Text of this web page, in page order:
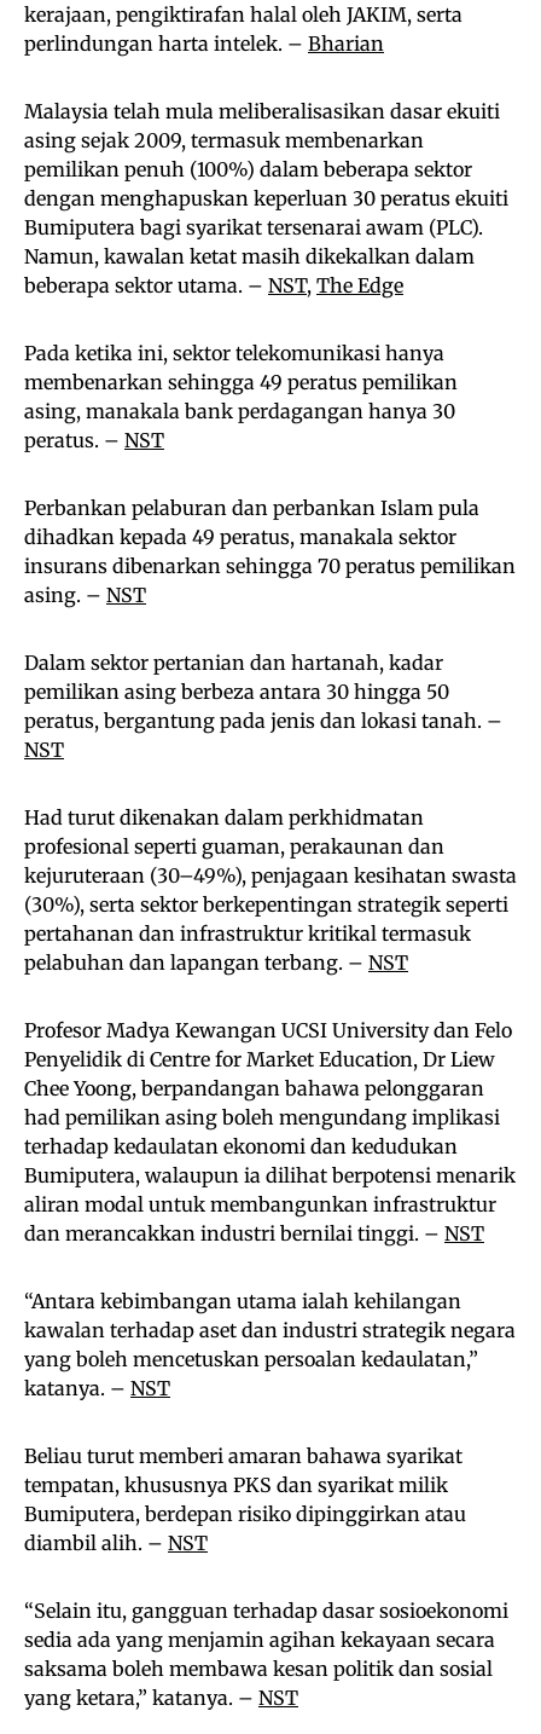
kerajaan, pengiktirafan halal oleh JAKIM, serta
perlindungan harta intelek. – Bharian
Malaysia telah mula meliberalisasikan dasar ekuiti
asing sejak 2009, termasuk membenarkan
pemilikan penuh (100%) dalam beberapa sektor
dengan menghapuskan keperluan 30 peratus ekuiti
Bumiputera bagi syarikat tersenarai awam (PLC).
Namun, kawalan ketat masih dikekalkan dalam
beberapa sektor utama. – NST, The Edge
Pada ketika ini, sektor telekomunikasi hanya
membenarkan sehingga 49 peratus pemilikan
asing, manakala bank perdagangan hanya 30
peratus. – NST
Perbankan pelaburan dan perbankan Islam pula
dihadkan kepada 49 peratus, manakala sektor
insurans dibenarkan sehingga 70 peratus pemilikan
asing. – NST
Dalam sektor pertanian dan hartanah, kadar
pemilikan asing berbeza antara 30 hingga 50
peratus, bergantung pada jenis dan lokasi tanah. –
NST
Had turut dikenakan dalam perkhidmatan
profesional seperti guaman, perakaunan dan
kejuruteraan (30–49%), penjagaan kesihatan swasta
(30%), serta sektor berkepentingan strategik seperti
pertahanan dan infrastruktur kritikal termasuk
pelabuhan dan lapangan terbang. – NST
Profesor Madya Kewangan UCSI University dan Felo
Penyelidik di Centre for Market Education, Dr Liew
Chee Yoong, berpandangan bahawa pelonggaran
had pemilikan asing boleh mengundang implikasi
terhadap kedaulatan ekonomi dan kedudukan
Bumiputera, walaupun ia dilihat berpotensi menarik
aliran modal untuk membangunkan infrastruktur
dan merancakkan industri bernilai tinggi. – NST
“Antara kebimbangan utama ialah kehilangan
kawalan terhadap aset dan industri strategik negara
yang boleh mencetuskan persoalan kedaulatan,”
katanya. – NST
Beliau turut memberi amaran bahawa syarikat
tempatan, khususnya PKS dan syarikat milik
Bumiputera, berdepan risiko dipinggirkan atau
diambil alih. – NST
“Selain itu, gangguan terhadap dasar sosioekonomi
sedia ada yang menjamin agihan kekayaan secara
saksama boleh membawa kesan politik dan sosial
yang ketara,” katanya. – NST